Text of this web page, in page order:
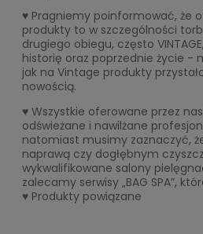
♥ Pragniemy poinformować, że
produkty to w szczególności
drugiego obiegu, często
historię oraz poprzednie życie -
jak na Vintage produkty
nowością.
♥ Wszystkie oferowane przez
odświeżane i nawilżane
natomiast musimy zaznaczyć,
naprawą czy dogłębnym
wykwalifikowane salony
zalecamy serwisy „BAG SPA”,
♥ Produkty powiązane